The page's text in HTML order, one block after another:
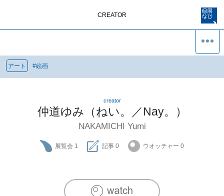
CREATOR
アート #絵画
creator
仲道ゆみ（ねい。／Nay。）
NAKAMICHI Yumi
展覧会 1 記事 0 ウオッチャー 0